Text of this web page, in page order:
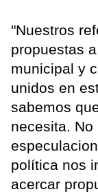
"Nuestros
propuestas
municipal y
unidos en
sabemos
necesita.
política nos
acercar